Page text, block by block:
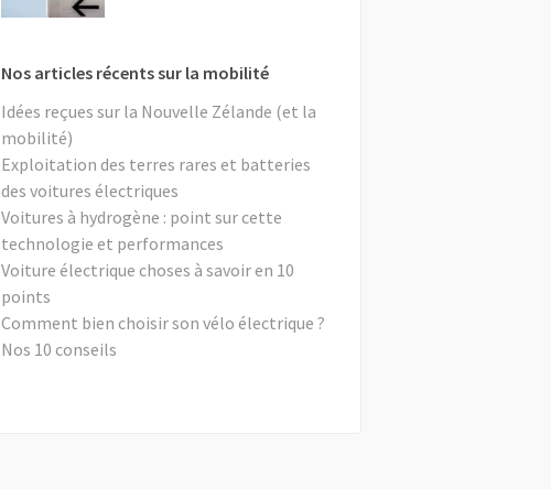
Nos articles récents sur la mobilité
Idées reçues sur la Nouvelle Zélande (et la
mobilité)
Exploitation des terres rares et batteries
des voitures électriques
Voitures à hydrogène : point sur cette
technologie et performances
Voiture électrique choses à savoir en 10
points
Comment bien choisir son vélo électrique ?
Nos 10 conseils